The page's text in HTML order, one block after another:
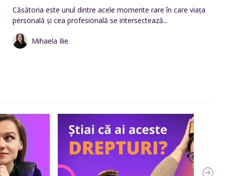
Căsătoria este unul dintre acele momente rare în care viața
personală și cea profesională se intersectează...
Mihaela Ilie